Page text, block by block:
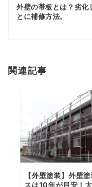
ゲ
シ
ン
外壁の帯板とは？劣化
とに補修方法。
関連記事
【外壁塗装】外壁
スは10年が目安！